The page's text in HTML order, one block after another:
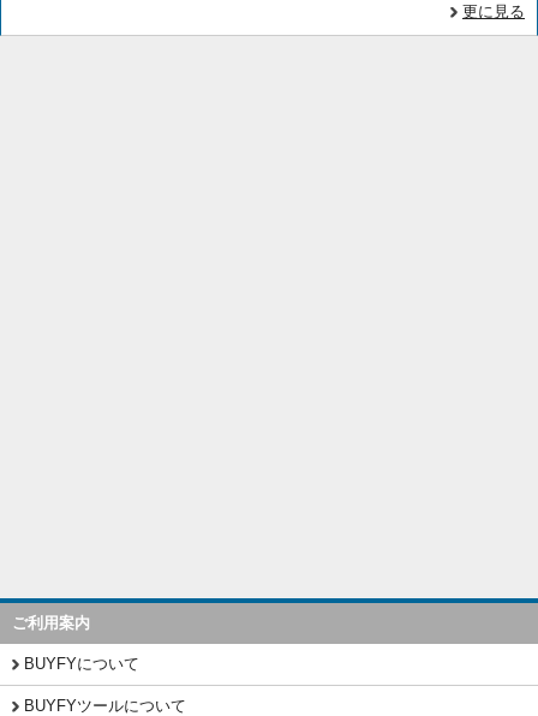
更に見る
ご利用案内
BUYFYについて
BUYFYツールについて